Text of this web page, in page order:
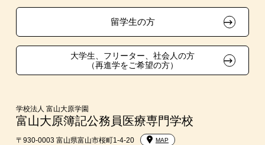
大学・短期大学生特別入学
学費
大学・短期大学・公務員併願制度
留学生の方
大学生、フリーター、社会人の方
（再進学をご希望の方）
学校法人 富山大原学園
富山大原簿記公務員医療専門学校
〒930-0003 富山県富山市桜町1-4-20 MAP